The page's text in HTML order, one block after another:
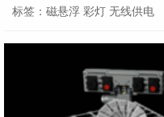
标签：磁悬浮 彩灯 无线供电